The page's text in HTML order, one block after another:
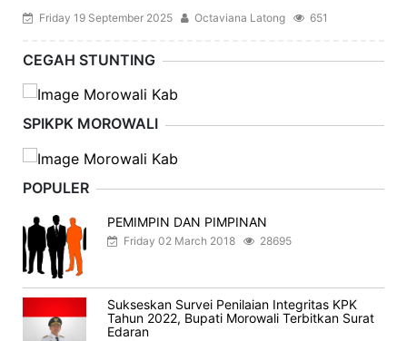
Friday 19 September 2025 Octaviana Latong 651
CEGAH STUNTING
SPIKPK MOROWALI
POPULER
PEMIMPIN DAN PIMPINAN
Friday 02 March 2018 28695
Sukseskan Survei Penilaian Integritas KPK
Tahun 2022, Bupati Morowali Terbitkan Surat
Edaran